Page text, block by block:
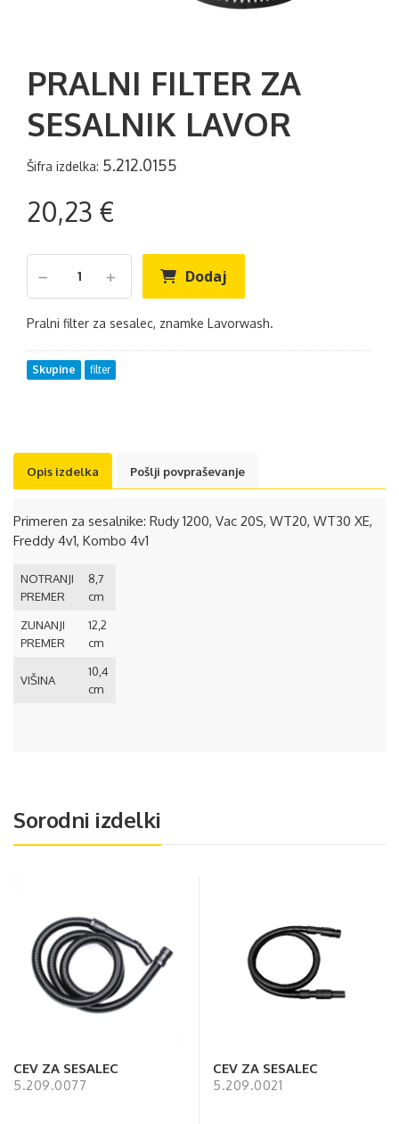
PRALNI FILTER ZA
SESALNIK LAVOR
Šifra izdelka: 5.212.0155
20,23 €
Dodaj
Pralni filter za sesalec, znamke Lavorwash.
Skupine filter
Opis izdelka Pošlji povpraševanje
Primeren za sesalnike: Rudy 1200, Vac 20S, WT20, WT30 XE,
Freddy 4v1, Kombo 4v1
NOTRANJI
PREMER
8,7
cm
ZUNANJI
PREMER
12,2
cm
VIŠINA
10,4
cm
Sorodni izdelki
CEV ZA SESALEC
5.209.0077
CEV ZA SESALEC
5.209.0021